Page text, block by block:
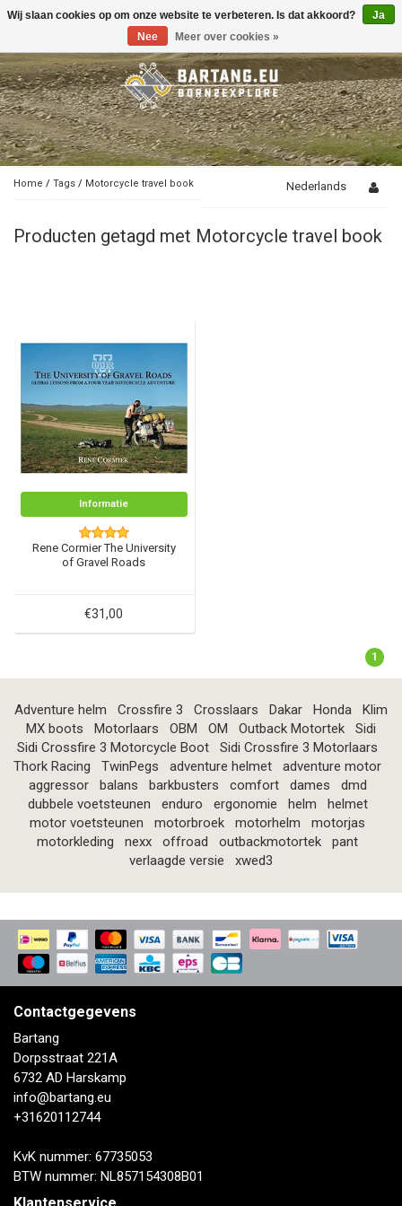
Toggle
Home / Tags / Motorcycle travel book Nederlands
Producten getagd met Motorcycle travel book
Informatie
Rene Cormier The University
of Gravel Roads
€31,00
1
Adventure helm Crossfire 3 Crosslaars Dakar Honda
Klim
MX boots
Motorlaars OBM OM Outback Motortek
Sidi
Sidi Crossfire 3 Motorcycle Boot
Sidi Crossfire 3 Motorlaars
Thork Racing
TwinPegs adventure helmet
adventure motor
aggressor
balans barkbusters comfort dames
dmd
dubbele voetsteunen
enduro ergonomie helm
helmet
motor voetsteunen
motorbroek motorhelm
motorjas
motorkleding
nexx offroad outbackmotortek
pant
verlaagde versie
xwed3
Contactgegevens
Bartang
Dorpsstraat 221A
6732 AD Harskamp
info@bartang.eu
+31620112744
KvK nummer: 67735053
BTW nummer: NL857154308B01
Wij slaan cookies op om onze website te verbeteren. Is dat akkoord?
Ja
Nee
Meer over cookies »